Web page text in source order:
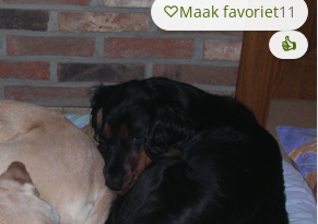
Maak favoriet11
👍